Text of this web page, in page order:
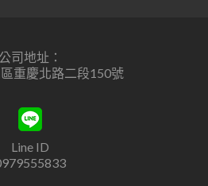
公司地址：
重慶北路二段150號
Line ID